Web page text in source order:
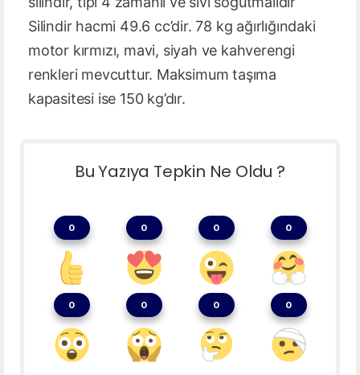
Silindir hacmi 49.6 cc’dir. 78 kg ağırlığındaki
motor kırmızı, mavi, siyah ve kahverengi
renkleri mevcuttur. Maksimum taşıma
kapasitesi ise 150 kg’dır.
Bu Yazıya Tepkin Ne Oldu ?
0 0 0 0
0 0 0 0